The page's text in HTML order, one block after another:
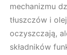
mechanizmu
tłuszczów i
oczyszczają,
składników